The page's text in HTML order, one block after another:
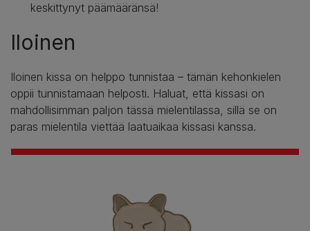
keskittynyt päämääränsä!
Iloinen
Iloinen kissa on helppo tunnistaa – tämän kehonkielen
oppii tunnistamaan helposti. Haluat, että kissasi on
mahdollisimman paljon tässä mielentilassa, sillä se on
paras mielentila viettää laatuaikaa kissasi kanssa.